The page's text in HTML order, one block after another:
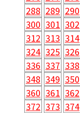
288 289 290
300 301 302
312 313 314
324 325 326
336 337 338
348 349 350
360 361 362
372 373 374